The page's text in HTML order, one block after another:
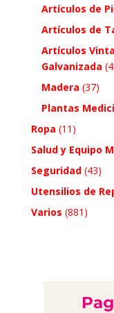
Artículos de
Artículos de
Artículos
Galvanizada
Madera (37)
Plantas
Ropa (11)
Salud y Equipo
Seguridad (43)
Utensilios de
Varios (881)